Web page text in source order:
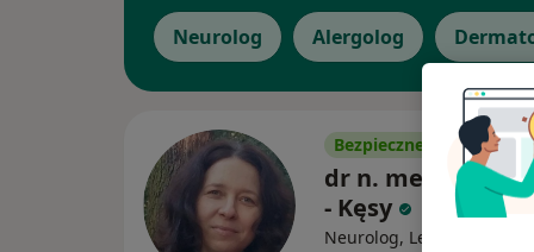
Neurolog Alergolog
Bezpieczne płatności
dr n. med. Marta
- Kęsy
Neurolog, Lekarz